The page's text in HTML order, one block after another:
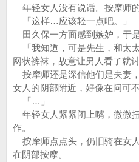
年轻女人没有说话。按摩师
「这样…应该轻一点吧。」
田久保一方面感到嫉妒，于
「我知道，可是先生，和太
网状裤袜，故意让男人看了就讨
按摩师还是深信他们是夫妻
女人的阴部附近，好像在问可不
「…」
年轻女人紧紧闭上嘴，微微
作。
按摩师点点头，仍旧骑在女
在阴部按摩。